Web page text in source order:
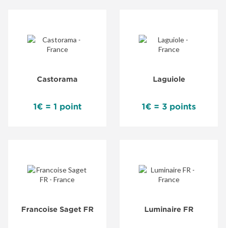
Castorama
1€ = 1 point
Laguiole
1€ = 3 points
Francoise Saget FR Luminaire FR